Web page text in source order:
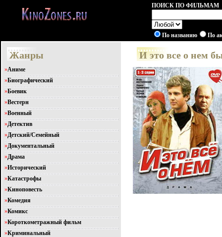
ПОИСК ПО ФИЛЬМАМ
По названию По
Жанры
»Аниме
»Биографический
»Боевик
»Вестерн
»Военный
»Детектив
»Детский/Семейный
»Документальный
»Драма
»Исторический
»Катастрофы
»Киноповесть
»Комедия
»Комикс
»Короткометражный фильм
»Криминальный
И это все о нем